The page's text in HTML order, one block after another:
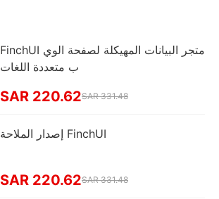
FinchUI متجر البيانات المهيكلة لصفحة الوي
ب متعددة اللغات
SAR 220.62SAR 331.48
إصدار الملاحة FinchUI
SAR 220.62SAR 331.48